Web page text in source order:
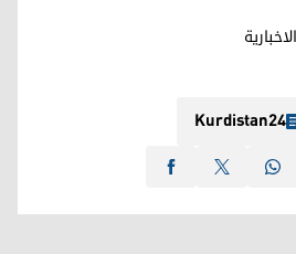
Kurdistan24